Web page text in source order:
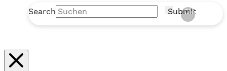
Search Submit
Clear